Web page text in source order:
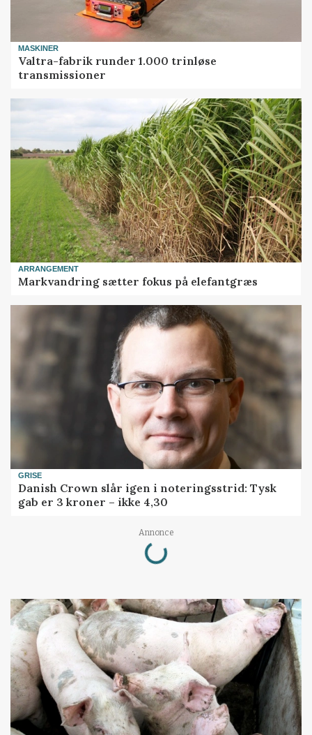
MASKINER
Valtra-fabrik runder 1.000 trinløse
transmissioner
ARRANGEMENT
Markvandring sætter fokus på elefantgræs
GRISE
Danish Crown slår igen i noteringsstrid: Tysk
gab er 3 kroner – ikke 4,30
Annonce
Loading...